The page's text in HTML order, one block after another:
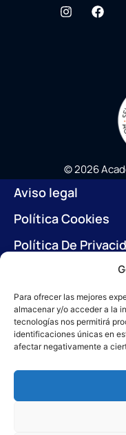
Para ofrecer las mejores
almacenar y/o acceder a la
tecnologías nos permitirá
identificaciones únicas en
afectar negativamente a
Aviso legal
Política Cookies
Política De
Trabaja con
© 2026
Desarrollado con ♥